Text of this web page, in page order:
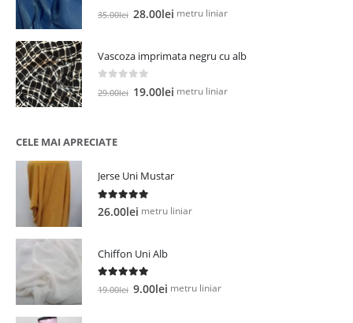
out of 5
35.00lei Prețul
fost:
35.00lei.
28.00lei Prețul
28.00lei.
metru liniar
Vascoza imprimata negru cu alb
out of 5
29.00lei Prețul
19.00lei Prețul
metru liniar
CELE MAI APRECIATE
Jerse Uni Mustar
5.00out of 5
26.00lei metru liniar
Chiffon Uni Alb
out of 5
19.00lei Prețul
9.00lei Prețul
metru liniar